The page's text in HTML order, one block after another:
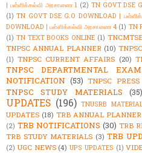
| பள்ளிக்கல்வி அரசாணை 1 (2) TN GOVT DSE
(1) TN GOVT DSE G.O DOWNLOAD |
DOWNLOAD | பள்ளிக்கல்வி அரசாணை 4 (1) TN
(1) TN TEXT BOOKS ONLINE (1) TNCMTSE
TNPSC ANNUAL PLANNER (10)
(1) TNPSC CURRENT AFFAIRS (20)
TNPSC DEPARTMENTAL
NOTIFICATION (53) TNPSC
TNPSC STUDY MATERIALS (35)
UPDATES (196) TNUSRB
UPDATES (18) TRB ANNUAL PLANNER
(2) TRB NOTIFICATIONS (30) TRB
TRB STUDY MATERIALS (3) TRB
(2) UGC NEWS (4) UPS UPDATES (1)